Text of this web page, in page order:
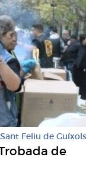
Sant Feliu de Guíxols
de